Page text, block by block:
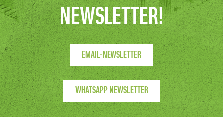
NEWSLETTER!
EMAIL-NEWSLETTER
WHATSAPP NEWSLETTER